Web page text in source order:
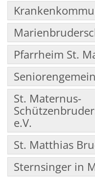
Pfarrheim St.
St. Maternus-
e.V.
St. Matthias
Sternsinger in